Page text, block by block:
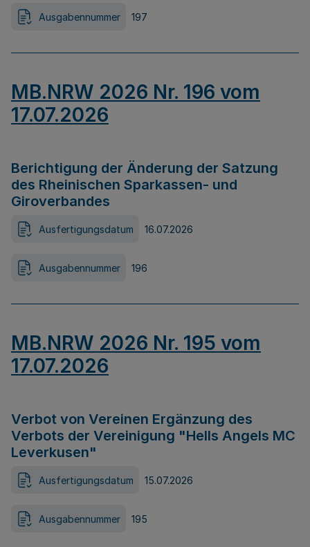
Ausgabennummer 197
MB.NRW 2026 Nr. 196 vom
17.07.2026
Berichtigung der Änderung der Satzung
des Rheinischen Sparkassen- und
Giroverbandes
Ausfertigungsdatum 16.07.2026
Ausgabennummer 196
MB.NRW 2026 Nr. 195 vom
17.07.2026
Verbot von Vereinen Ergänzung des
Verbots der Vereinigung "Hells Angels MC
Leverkusen"
Ausfertigungsdatum 15.07.2026
Ausgabennummer 195